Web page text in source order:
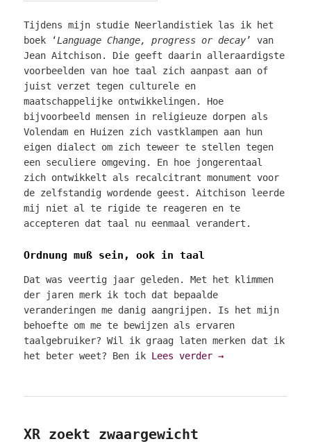
Tijdens mijn studie Neerlandistiek las ik het
boek ‘Language Change, progress or decay’ van
Jean Aitchison. Die geeft daarin alleraardigste
voorbeelden van hoe taal zich aanpast aan of
juist verzet tegen culturele en
maatschappelijke ontwikkelingen. Hoe
bijvoorbeeld mensen in religieuze dorpen als
Volendam en Huizen zich vastklampen aan hun
eigen dialect om zich teweer te stellen tegen
een seculiere omgeving. En hoe jongerentaal
zich ontwikkelt als recalcitrant monument voor
de zelfstandig wordende geest. Aitchison leerde
mij niet al te rigide te reageren en te
accepteren dat taal nu eenmaal verandert.
Ordnung muß sein, ook in taal
Dat was veertig jaar geleden. Met het klimmen
der jaren merk ik toch dat bepaalde
veranderingen me danig aangrijpen. Is het mijn
behoefte om me te bewijzen als ervaren
taalgebruiker? Wil ik graag laten merken dat ik
het beter weet? Ben ik Lees verder→
XR zoekt zwaargewicht